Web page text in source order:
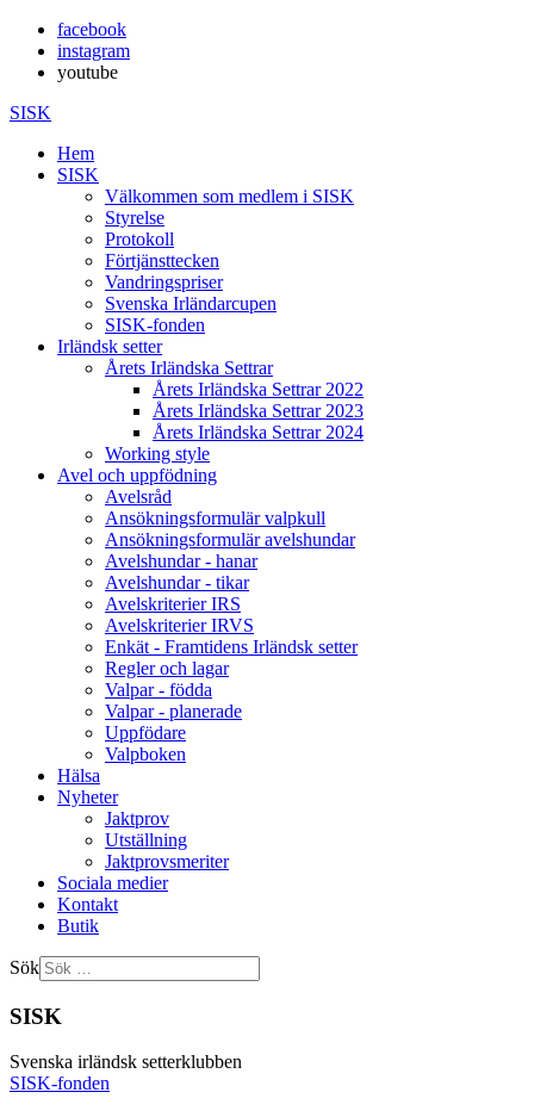
facebook
instagram
youtube
SISK
Hem
SISK
Välkommen som medlem i SISK
Styrelse
Protokoll
Förtjänsttecken
Vandringspriser
Svenska Irländarcupen
SISK-fonden
Irländsk setter
Årets Irländska Settrar
Årets Irländska Settrar 2022
Årets Irländska Settrar 2023
Årets Irländska Settrar 2024
Working style
Avel och uppfödning
Avelsråd
Ansökningsformulär valpkull
Ansökningsformulär avelshundar
Avelshundar - hanar
Avelshundar - tikar
Avelskriterier IRS
Avelskriterier IRVS
Enkät - Framtidens Irländsk setter
Regler och lagar
Valpar - födda
Valpar - planerade
Uppfödare
Valpboken
Hälsa
Nyheter
Jaktprov
Utställning
Jaktprovsmeriter
Sociala medier
Kontakt
Butik
Sök
SISK
Svenska irländsk setterklubben
SISK-fonden